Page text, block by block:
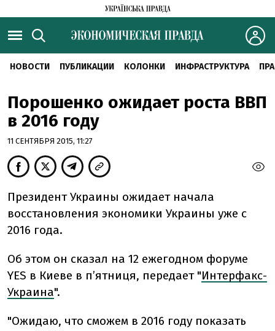
НОВОСТИ ПУБЛИКАЦИИ КОЛОНКИ ИНФРАСТРУКТУРА
Порошенко ожидает роста ВВП
в 2016 году
11 СЕНТЯБРЯ 2015, 11:27
Президент Украины ожидает начала
восстановления экономики Украины уже с
2016 года.
Об этом он сказал на 12 ежегодном форуме
YES в Киеве в п’ятниця, передает "Интерфакс-
Украина".
"Ожидаю, что сможем в 2016 году показать